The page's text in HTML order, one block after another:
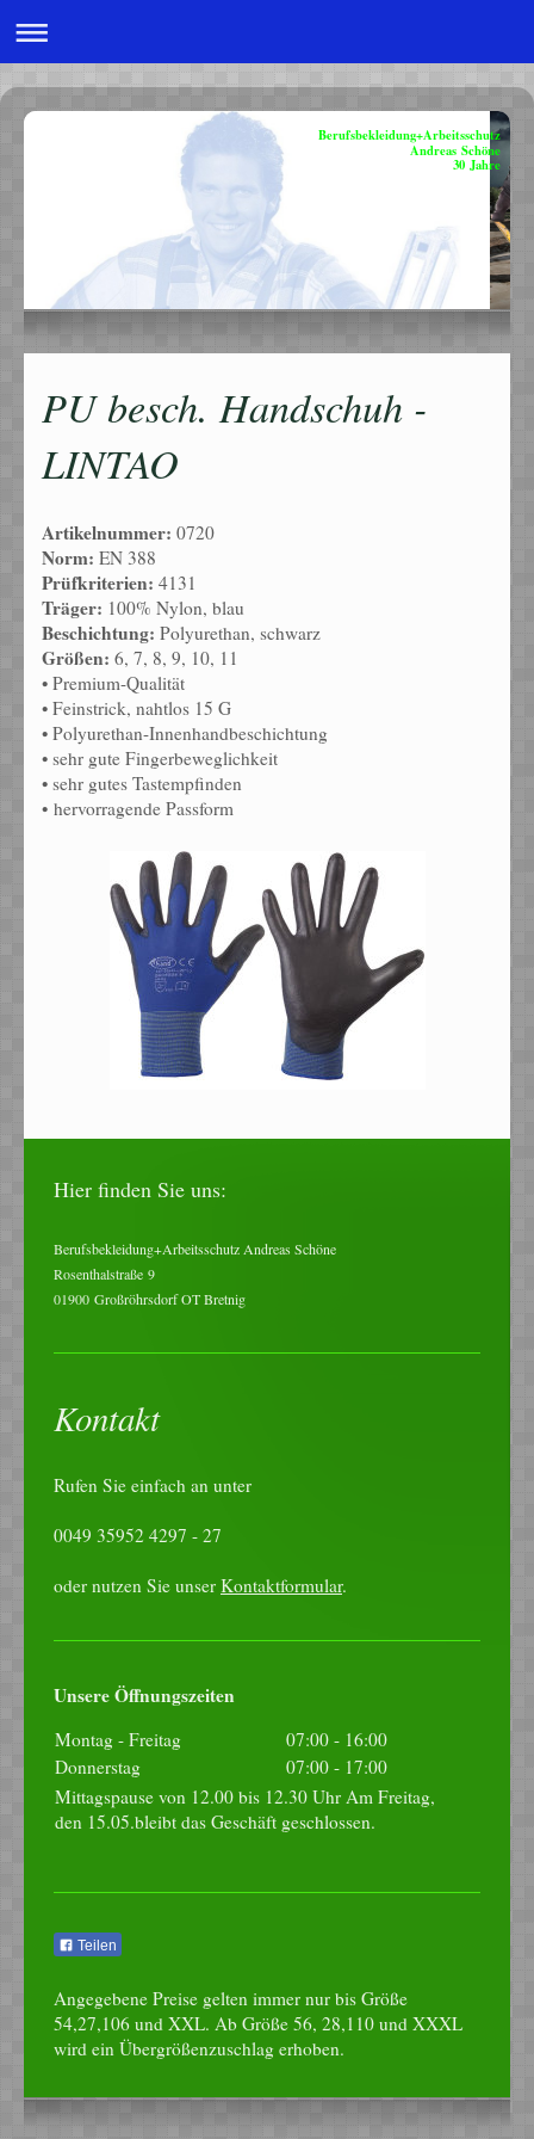
Berufsbekleidung+Arbeitsschutz
Andreas Schöne
30 Jahre
PU besch. Handschuh -
LINTAO
Artikelnummer: 0720
Norm: EN 388
Prüfkriterien: 4131
Träger: 100% Nylon, blau
Beschichtung: Polyurethan, schwarz
Größen: 6, 7, 8, 9, 10, 11
• Premium-Qualität
• Feinstrick, nahtlos 15 G
• Polyurethan-Innenhandbeschichtung
• sehr gute Fingerbeweglichkeit
• sehr gutes Tastempfinden
• hervorragende Passform
Hier finden Sie uns:
Berufsbekleidung+Arbeitsschutz Andreas Schöne
Rosenthalstraße 9
01900 Großröhrsdorf OT Bretnig
Kontakt
Rufen Sie einfach an unter
0049 35952 4297 - 27
oder nutzen Sie unser Kontaktformular.
Unsere Öffnungszeiten
Montag - Freitag 07:00 - 16:00
Donnerstag
07:00 - 17:00
Mittagspause von 12.00 bis 12.30 Uhr Am Freitag,
den 15.05.bleibt das Geschäft geschlossen.
Teilen
Angegebene Preise gelten immer nur bis Größe
54,27,106 und XXL. Ab Größe 56, 28,110 und XXXL
wird ein Übergrößenzuschlag erhoben.